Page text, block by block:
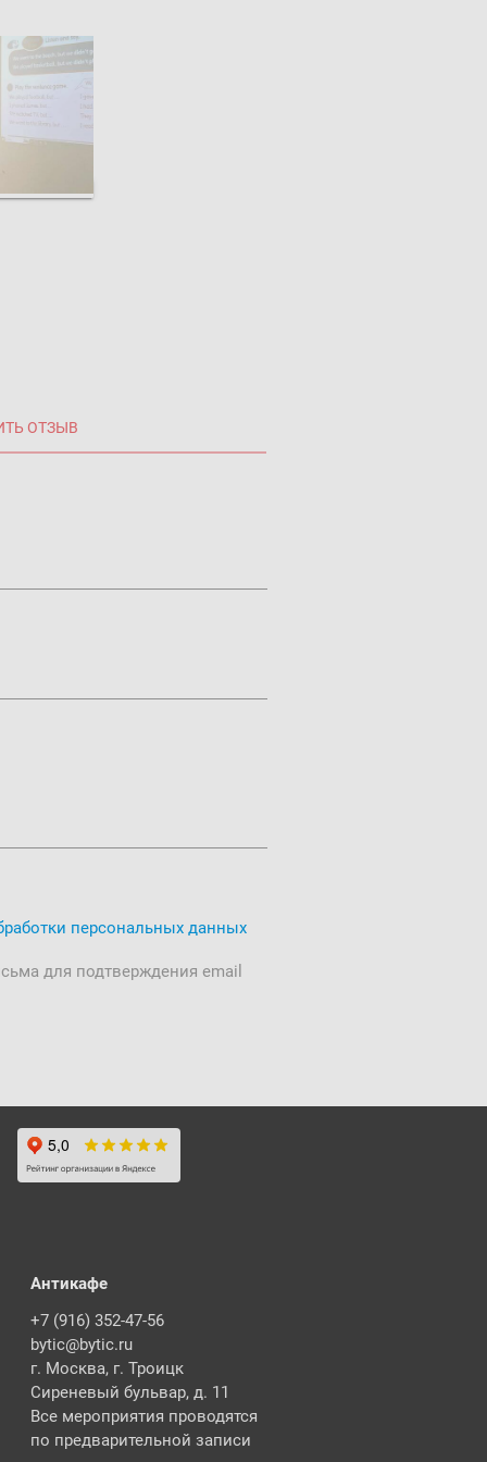
ОТЗЫВ
персональных данных
для подтверждения email
Антикафе
+7 (916) 352-47-56
bytic@bytic.ru
г. Москва, г. Троицк
Сиреневый бульвар, д. 11
Все мероприятия проводятся
по предварительной записи